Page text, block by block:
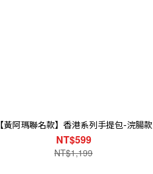
【黃阿瑪聯名款】香港系列手提包-浣腸款
NT$599
NT$1,199